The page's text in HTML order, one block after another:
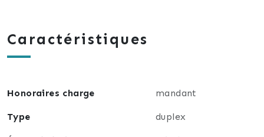
Caractéristiques
Honoraires charge mandant
Type duplex